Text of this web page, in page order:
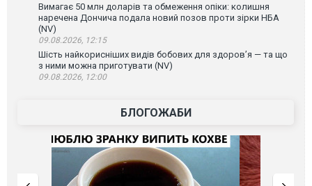
Вимагає 50 млн доларів та обмеження опіки: колишня
наречена Дончича подала новий позов проти зірки НБА
(NV)
09.08.2026, 12:15
Шість найкорисніших видів бобових для здоров’я — та що
з ними можна приготувати (NV)
09.08.2026, 12:00
БЛОГОЖАБИ